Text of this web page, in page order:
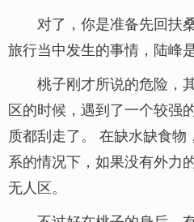
对了，你是准备先回扶
旅行当中发生的事情，陆峰
桃子刚才所说的危险，
区的时候，遇到了一个较强
质都刮走了。 在缺水缺食
系的情况下，如果没有外力
无人区。